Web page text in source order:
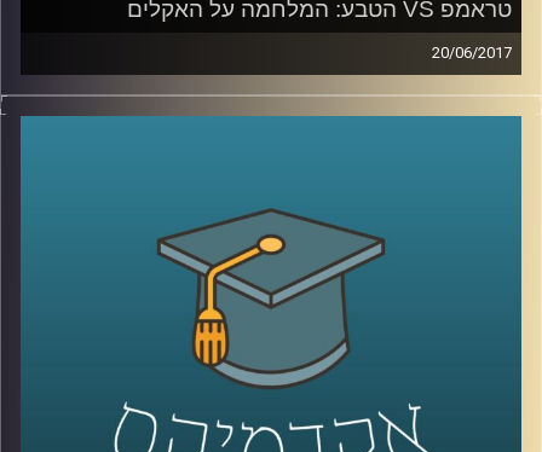
טראמפ VS הטבע: המלחמה על האקלים
20/06/2017
לאחרונה הודיע נשיא ארה"ב דונלד טראמפ, כי
של כל זה לגבינו? פרופסור יואב יאיר, דיקן בית
הספר לקיימות, מפרט על ההסכם ההיסטורי
ועומד על הסיבות האפשריות שבגינן נשיא
המעצמה החזקה בעולם קורא תיגר על הבנות
שהוסכמו על ידי כמעט 200 מדינות
קרדיט תמונות: AudioVersity